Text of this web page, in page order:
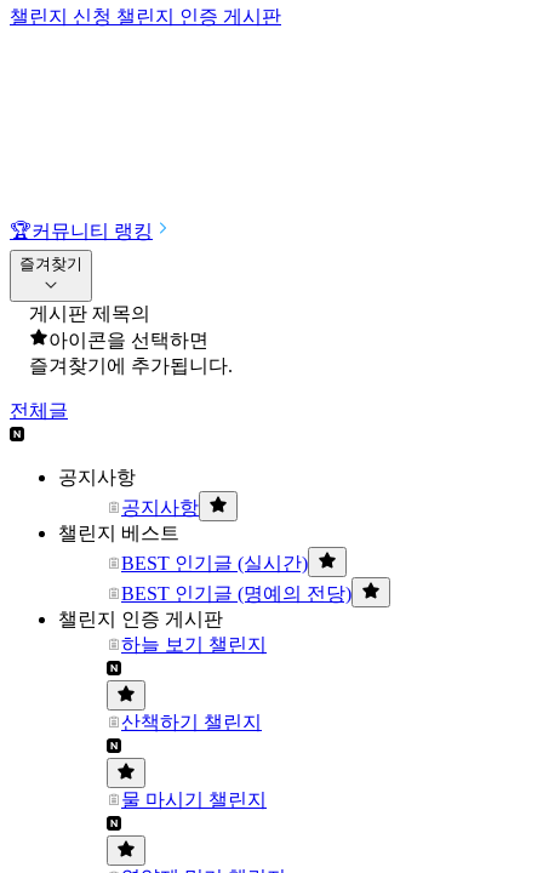
챌린지 신청 챌린지 인증 게시판
🏆커뮤니티 랭킹
즐겨찾기
게시판 제목의
아이콘을 선택하면
즐겨찾기에 추가됩니다.
전체글
공지사항
공지사항
챌린지 베스트
BEST 인기글 (실시간)
BEST 인기글 (명예의 전당)
챌린지 인증 게시판
하늘 보기 챌린지
산책하기 챌린지
물 마시기 챌린지